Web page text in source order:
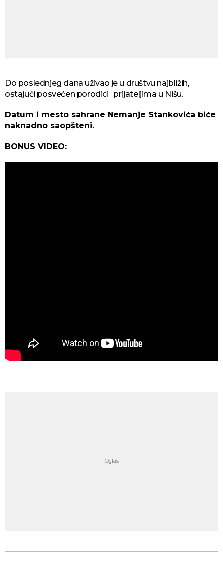
Do poslednjeg dana uživao je u društvu najbližih,
ostajući posvećen porodici i prijateljima u Nišu.
Datum i mesto sahrane Nemanje Stankovića biće
naknadno saopšteni.
BONUS VIDEO: